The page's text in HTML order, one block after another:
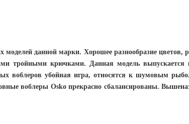
данной марки. Хорошее разнообразие
тройными крючками. Данная модель
воблеров убойная игра, относятся к шумовым
воблеры Osko прекрасно сбалансированы.